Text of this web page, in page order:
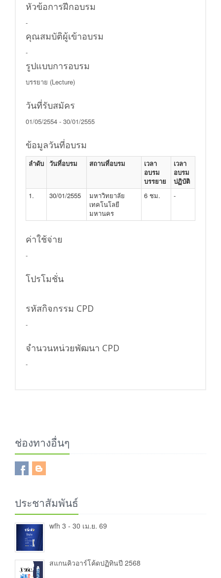
หัวข้อการฝีกอบรม
-
คุณสมบัติผู้เข้าอบรม
-
รูปแบบการอบรม
บรรยาย (Lecture)
วันที่รับสมัคร
01/05/2554 - 30/01/2555
ข้อมูลวันที่อบรม
ลำดับ วันที่อบรม สถานที่อบรม
เวลา
อบรม
บรรยาย
เวลา
อบรม
ปฏิบัติ
1.
30/01/2555
มหาวิทยาลัย
เทคโนโลยี
มหานคร
6 ชม. -
ค่าใช้จ่าย
-
โปรโมชั่น
รหัสกิจกรรม CPD
-
จำนวนหน่วยพัฒนา CPD
-
ช่องทางอื่นๆ
ประชาสัมพันธ์
wfh 3 - 30 เม.ย. 69
สแกนคิวอาร์โค้ดปฏิทินปี 2568